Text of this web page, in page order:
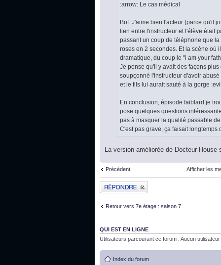
:arrow: Le cas médical
Bof. J'aime bien l'acteur (parce qu'il
lien entre l'instructeur et l'élève était
passant un coup de téléphone que
roses en 2 secondes. Et la scène où
dramatique, du coup le "i am your
Je pense qu'il y avait des façons
soupçonné l'instructeur d'avoir
et le fils lui aurait sauté à la gorge
En conclusion, épisode faiblard je
pose quelques questions
pas à masquer la qualité passable
C'est pas grave, ça faisait longtemps
La version améliorée de Docteur
Précédent Afficher les
Publier une réponse
Retour vers 7e étage : saison 7
QUI EST EN LIGNE
Utilisateurs parcourant ce forum : Aucun
Index du forum